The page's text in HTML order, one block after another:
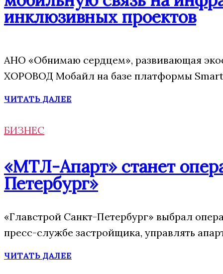
инклюзивных проектов
АНО «Обнимаю сердцем», развивающая
ХОРОВОД Мобайл на базе платформы Smart
ЧИТАТЬ ДАЛЕЕ
БИЗНЕС
«МТЛ-Апарт» станет
Петербург»
«Главстрой Санкт-Петербург» выбрал
пресс-службе застройщика, управлять
ЧИТАТЬ ДАЛЕЕ